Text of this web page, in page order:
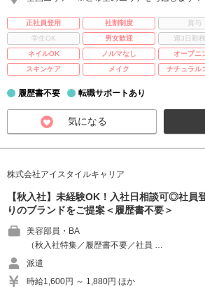
正社員登用 社割制度 賞与
学生OK
男女歓迎 週3日勤
ネイルOK
ノルマなし オープニ
スキンケア
メイク ナチュラル
履歴書不要 転職サポートあり
気になる
株式会社アイスタイルキャリア
【秋入社】未経験OK！入社日相談可◎社員
りのブランドをご提案＜履歴書不要＞
美容部員・BA
（秋入社特集／履歴書不要／社員 …
派遣
時給1,600円 ～ 1,880円 ほか